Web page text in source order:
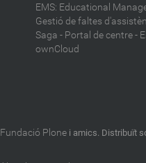
EMS: Educational
Gestió de faltes
Saga - Portal de centre -
ownCloud
Fundació Plone i amics. Distribuït